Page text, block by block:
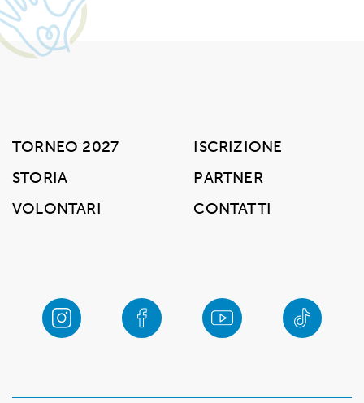
TORNEO 2027
STORIA
VOLONTARI
ISCRIZIONE
PARTNER
CONTATTI